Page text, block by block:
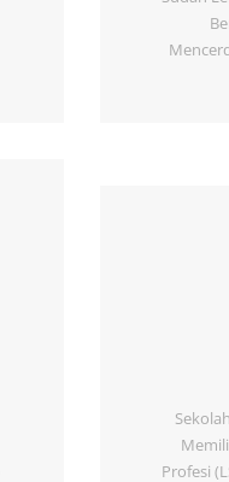
Profesi